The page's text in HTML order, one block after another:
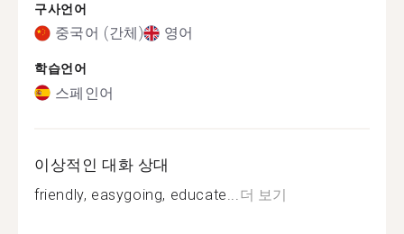
구사언어
중국어 (간체) 영어
학습언어
스페인어
이상적인 대화 상대
friendly, easygoing, educate... 더 보기